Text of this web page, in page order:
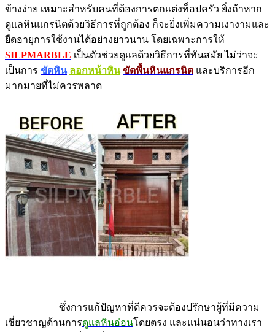
ข้างง่าย เหมาะสำหรับคนที่ต้องการตกแต่งท็อปครัว ยิ่งถ้าหาก
ดูแลหินแกรนิตด้วยวิธีการที่ถูกต้อง ก็จะยิ่งเพิ่มความเงางามและ
ยืดอายุการใช้งานได้อย่างยาวนาน โดยเฉพาะการให้
SILPMARBLE เป็นตัวช่วยดูแลด้วยวิธีการที่ทันสมัย ไม่ว่าจะ
เป็นการ ขัดหิน ลอกหน้าหิน ขัดพื้นหินแกรนิต และบริการอีก
มากมายที่ไม่ควรพลาด
ซึ่งการแก้ปัญหาที่ดีควรจะต้องปรึกษาผู้ที่มีความ
เชี่ยวชาญด้านการดูแลหินอ่อนโดยตรง และแน่นอนว่าทางเรา